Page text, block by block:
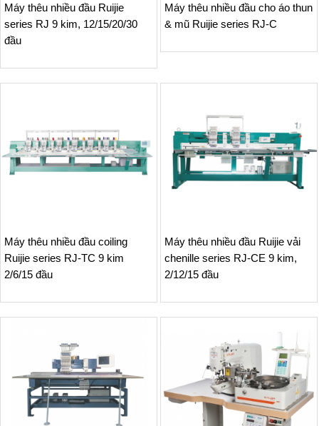
Máy thêu nhiều đầu Ruijie
series RJ 9 kim, 12/15/20/30
đầu
Máy thêu nhiều đầu cho áo thun
& mũ Ruijie series RJ-C
Máy thêu nhiều đầu coiling
Ruijie series RJ-TC 9 kim
2/6/15 đầu
Máy thêu nhiều đầu Ruijie vải
chenille series RJ-CE 9 kim,
2/12/15 đầu